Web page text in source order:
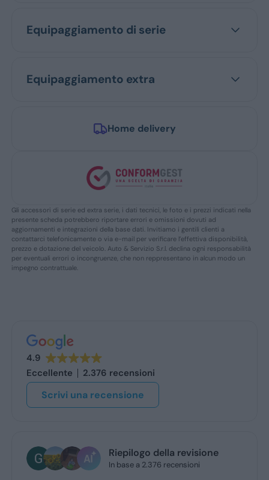
Equipaggiamento di serie
Equipaggiamento extra
Home delivery
Gli accessori di serie ed extra serie, i dati tecnici, le foto e i prezzi indicati nella
presente scheda potrebbero riportare errori e omissioni dovuti ad
aggiornamenti e integrazioni della base dati. Invitiamo i gentili clienti a
contattarci telefonicamente o via e-mail per verificare l’effettiva disponibilità,
prezzo e dotazione del veicolo. Auto & Servizio S.r.l. declina ogni responsabilità
per eventuali errori o incongruenze, che non reppresentano in alcun modo un
impegno contrattuale.
4.9
Eccellente
2.376 recensioni
Scrivi una recensione
Riepilogo della revisione
In base a 2.376 recensioni